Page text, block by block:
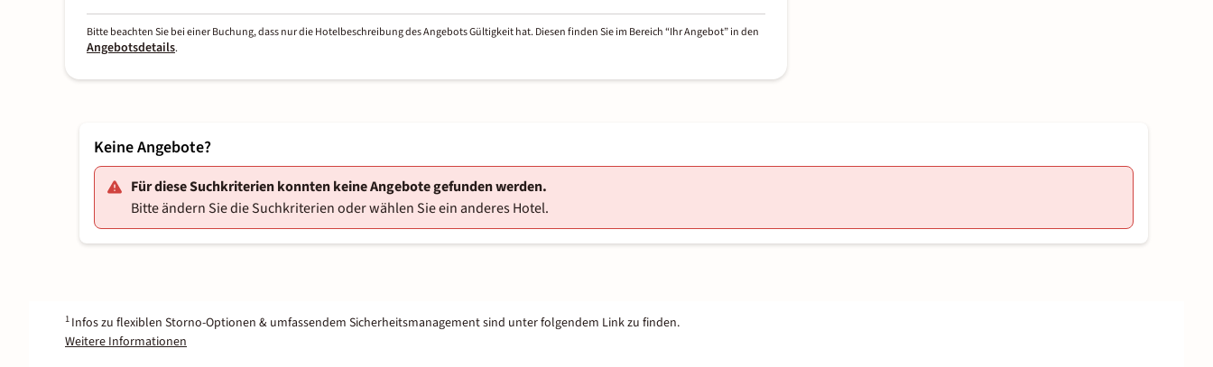
Bitte beachten Sie bei einer Buchung, dass nur die Hotelbeschreibung des Angebots Gültigkeit hat. Diesen finden Sie im Bereich “Ihr Angebot” in den
Angebotsdetails.
Keine Angebote?
Für diese Suchkriterien konnten keine Angebote gefunden werden.
Bitte ändern Sie die Suchkriterien oder wählen Sie ein anderes Hotel.
1 Infos zu flexiblen Storno-Optionen & umfassendem Sicherheitsmanagement sind unter folgendem Link zu finden.
Weitere Informationen